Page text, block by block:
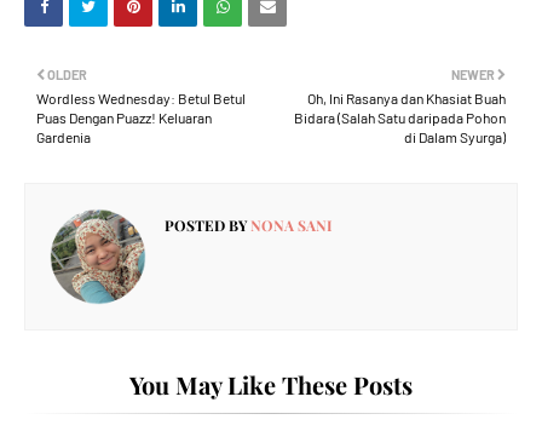
NEWER
Oh, Ini Rasanya dan Khasiat Buah
Bidara (Salah Satu daripada Pohon
di Dalam Syurga)
OLDER
Wordless Wednesday: Betul Betul
Puas Dengan Puazz! Keluaran
Gardenia
POSTED BYNONA SANI
You May Like These Posts